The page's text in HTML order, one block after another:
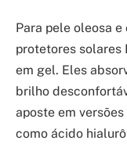
Para pele oleosa
protetores solares
em gel. Eles
brilho
aposte em
como ácido